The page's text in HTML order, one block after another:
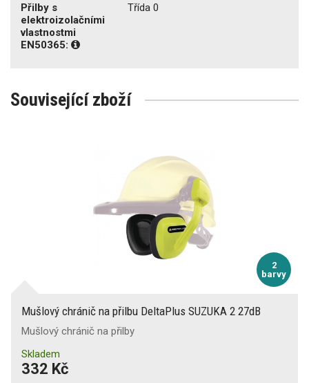
Přilby s
elektroizolačními
vlastnostmi
EN50365:
Třída 0
Související zboží
2
barvy
Mušlový chránič na přilbu DeltaPlus SUZUKA 2 27dB
Mušlový chránič na přilby
Skladem
332 Kč